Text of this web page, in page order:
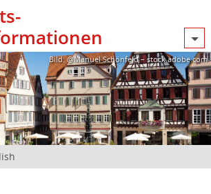
Bild: @Manuel Schönfeld – stock.adobe.com